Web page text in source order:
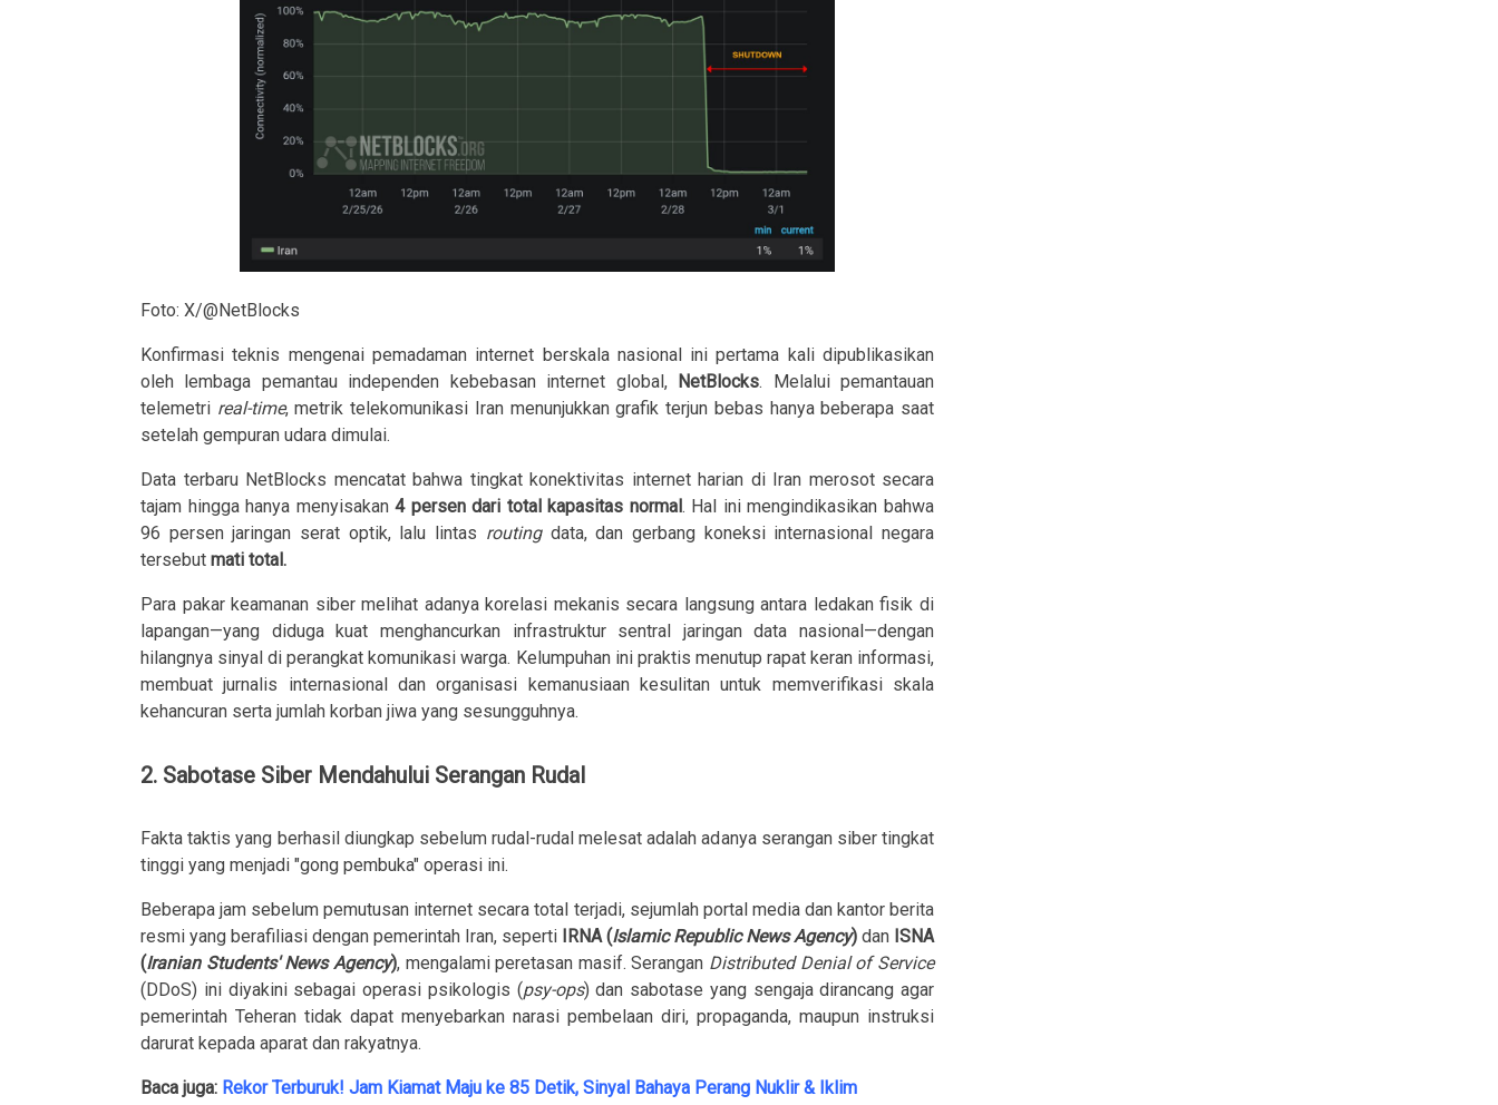
Foto: X/@NetBlocks
Konfirmasi teknis mengenai pemadaman internet berskala nasional ini pertama kali dipublikasikan
oleh lembaga pemantau independen kebebasan internet global, NetBlocks. Melalui pemantauan
telemetri real-time, metrik telekomunikasi Iran menunjukkan grafik terjun bebas hanya beberapa saat
setelah gempuran udara dimulai.
Data terbaru NetBlocks mencatat bahwa tingkat konektivitas internet harian di Iran merosot secara
tajam hingga hanya menyisakan4 persen dari total kapasitas normal. Hal ini mengindikasikan bahwa
96 persen jaringan serat optik, lalu lintas routingdata, dan gerbang koneksi internasional negara
tersebut mati total.
Para pakar keamanan siber melihat adanya korelasi mekanis secara langsung antara ledakan fisik di
lapangan—yang diduga kuat menghancurkan infrastruktur sentral jaringan data nasional—dengan
hilangnya sinyal di perangkat komunikasi warga. Kelumpuhan ini praktis menutup rapat keran informasi,
membuat jurnalis internasional dan organisasi kemanusiaan kesulitan untuk memverifikasi skala
kehancuran serta jumlah korban jiwa yang sesungguhnya.
2. Sabotase Siber Mendahului Serangan Rudal
Fakta taktis yang berhasil diungkap sebelum rudal-rudal melesat adalah adanya serangan siber tingkat
tinggi yang menjadi "gong pembuka" operasi ini.
Beberapa jam sebelum pemutusan internet secara total terjadi, sejumlah portal media dan kantor berita
resmi yang berafiliasi dengan pemerintah Iran, seperti IRNA (Islamic Republic News Agency) dan ISNA
(Iranian Students' News Agency), mengalami peretasan masif. Serangan Distributed Denial of Service
(DDoS) ini diyakini sebagai operasi psikologis (psy-ops) dan sabotase yang sengaja dirancang agar
pemerintah Teheran tidak dapat menyebarkan narasi pembelaan diri, propaganda, maupun instruksi
darurat kepada aparat dan rakyatnya.
Baca juga: Rekor Terburuk! Jam Kiamat Maju ke 85 Detik, Sinyal Bahaya Perang Nuklir & Iklim